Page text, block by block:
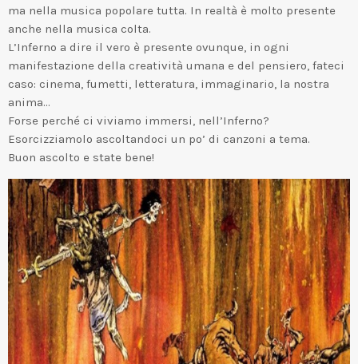
ma nella musica popolare tutta. In realtà è molto presente
anche nella musica colta.
L’Inferno a dire il vero è presente ovunque, in ogni
manifestazione della creatività umana e del pensiero, fateci
caso: cinema, fumetti, letteratura, immaginario, la nostra
anima…
Forse perché ci viviamo immersi, nell’Inferno?
Esorcizziamolo ascoltandoci un po’ di canzoni a tema.
Buon ascolto e state bene!